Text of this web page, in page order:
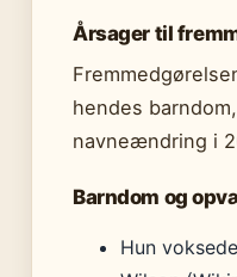
Årsager til
hendes
navneændring i
Barndom og
Hun